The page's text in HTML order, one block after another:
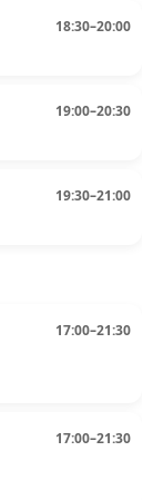
18:30–20:00
19:00–20:30
19:30–21:00
17:00–21:30
17:00–21:30